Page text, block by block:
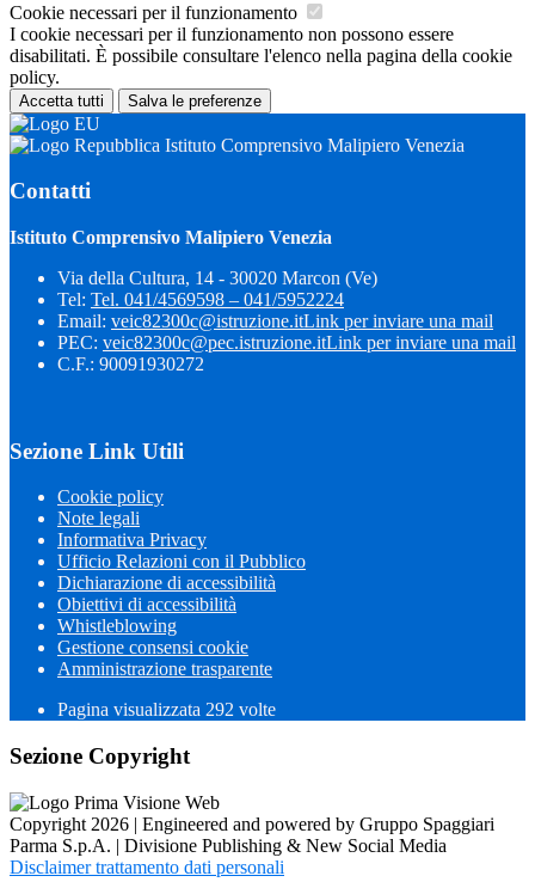
Cookie necessari per il funzionamento
I cookie necessari per il funzionamento non possono essere
disabilitati. È possibile consultare l'elenco nella pagina della cookie
policy.
Accetta tutti Salva le preferenze
Istituto Comprensivo Malipiero Venezia
Contatti
Istituto Comprensivo Malipiero Venezia
Via della Cultura, 14 - 30020 Marcon (Ve)
Tel: Tel. 041/4569598 – 041/5952224
Email: veic82300c@istruzione.itLink per inviare una mail
PEC: veic82300c@pec.istruzione.itLink per inviare una mail
C.F.: 90091930272
Sezione Link Utili
Cookie policy
Note legali
Informativa Privacy
Ufficio Relazioni con il Pubblico
Dichiarazione di accessibilità
Obiettivi di accessibilità
Whistleblowing
Gestione consensi cookie
Amministrazione trasparente
Pagina visualizzata 292 volte
Sezione Copyright
Copyright 2026 | Engineered and powered by Gruppo Spaggiari
Parma S.p.A. | Divisione Publishing & New Social Media
Disclaimer trattamento dati personali